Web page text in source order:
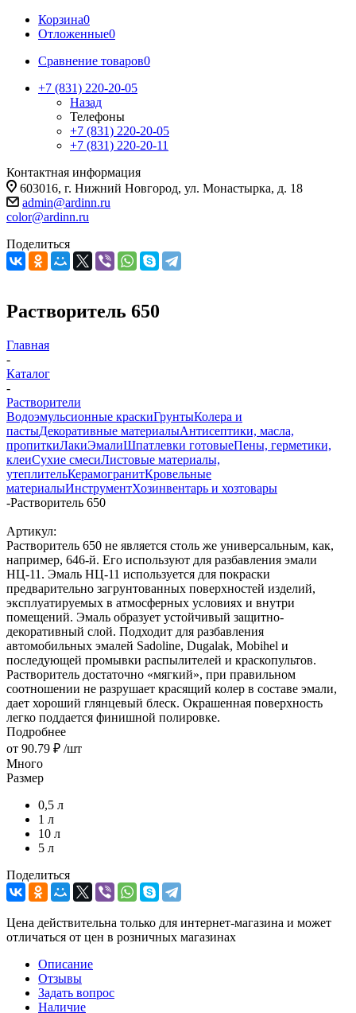
Корзина0
Отложенные0
Сравнение товаров0
+7 (831) 220-20-05
Назад
Телефоны
+7 (831) 220-20-05
+7 (831) 220-20-11
Контактная информация
603016, г. Нижний Новгород, ул. Монастырка, д. 18
admin@ardinn.ru
color@ardinn.ru
Поделиться
Растворитель 650
Главная
-
Каталог
-
Растворители
Водоэмульсионные краскиГрунтыКолера и
пастыДекоративные материалыАнтисептики, масла,
пропиткиЛакиЭмалиШпатлевки готовыеПены, герметики,
клеиСухие смесиЛистовые материалы,
утеплительКерамогранитКровельные
материалыИнструментХозинвентарь и хозтовары
-Растворитель 650
Артикул:
Растворитель 650 не является столь же универсальным, как,
например, 646-й. Его используют для разбавления эмали
НЦ-11. Эмаль НЦ-11 используется для покраски
предварительно загрунтованных поверхностей изделий,
эксплуатируемых в атмосферных условиях и внутри
помещений. Эмаль образует устойчивый защитно-
декоративный слой. Подходит для разбавления
автомобильных эмалей Sadoline, Dugalak, Mobihel и
последующей промывки распылителей и краскопультов.
Растворитель достаточно «мягкий», при правильном
соотношении не разрушает красящий колер в составе эмали,
дает хороший глянцевый блеск. Окрашенная поверхность
легко поддается финишной полировке.
Подробнее
от 90.79 ₽ /шт
Много
Размер
0,5 л
1 л
10 л
5 л
Поделиться
Цена действительна только для интернет-магазина и может
отличаться от цен в розничных магазинах
Описание
Отзывы
Задать вопрос
Наличие